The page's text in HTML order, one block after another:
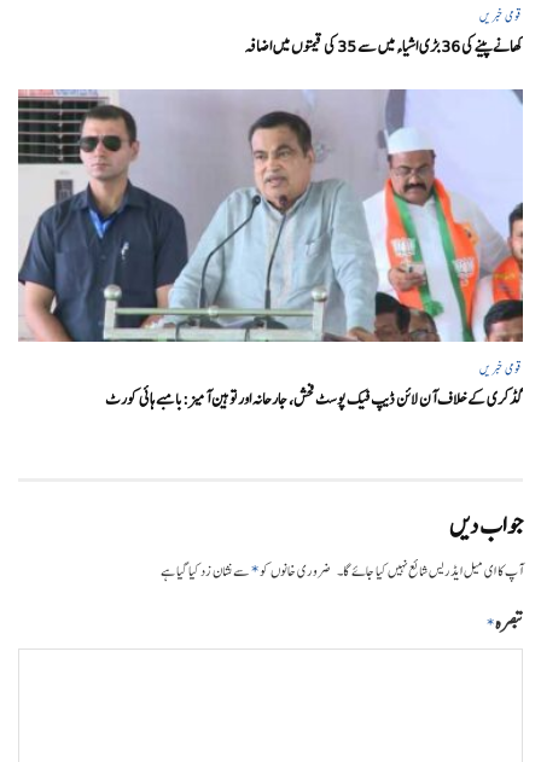
قومی خبریں
کھانے پینے کی 36 بڑی اشیاء میں سے 35 کی قیمتوں میں اضافہ
قومی خبریں
گڈکری کے خلاف آن لائن ڈیپ فیک پوسٹ فحش، جارحانہ اور توہین آمیز:بامبے ہائی کورٹ
جواب دیں
آپ کا ای میل ایڈریس شائع نہیں کیا جائے گا۔ ضروری خانوں کو*سے نشان زد کیا گیا ہے
تبصرہ*